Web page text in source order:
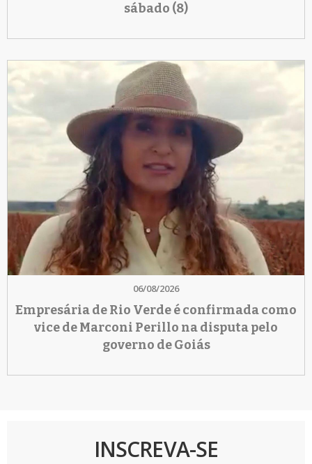
sábado (8)
06/08/2026
Empresária de Rio Verde é confirmada como
vice de Marconi Perillo na disputa pelo
governo de Goiás
INSCREVA-SE